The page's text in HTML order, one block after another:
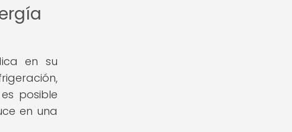
en su
posible
en una